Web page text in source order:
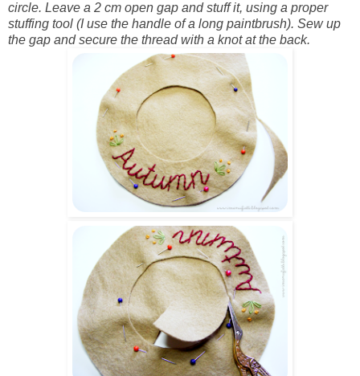
circle. Leave a 2 cm open gap and stuff it, using a proper
stuffing tool (I use the handle of a long paintbrush). Sew up
the gap and secure the thread with a knot at the back.